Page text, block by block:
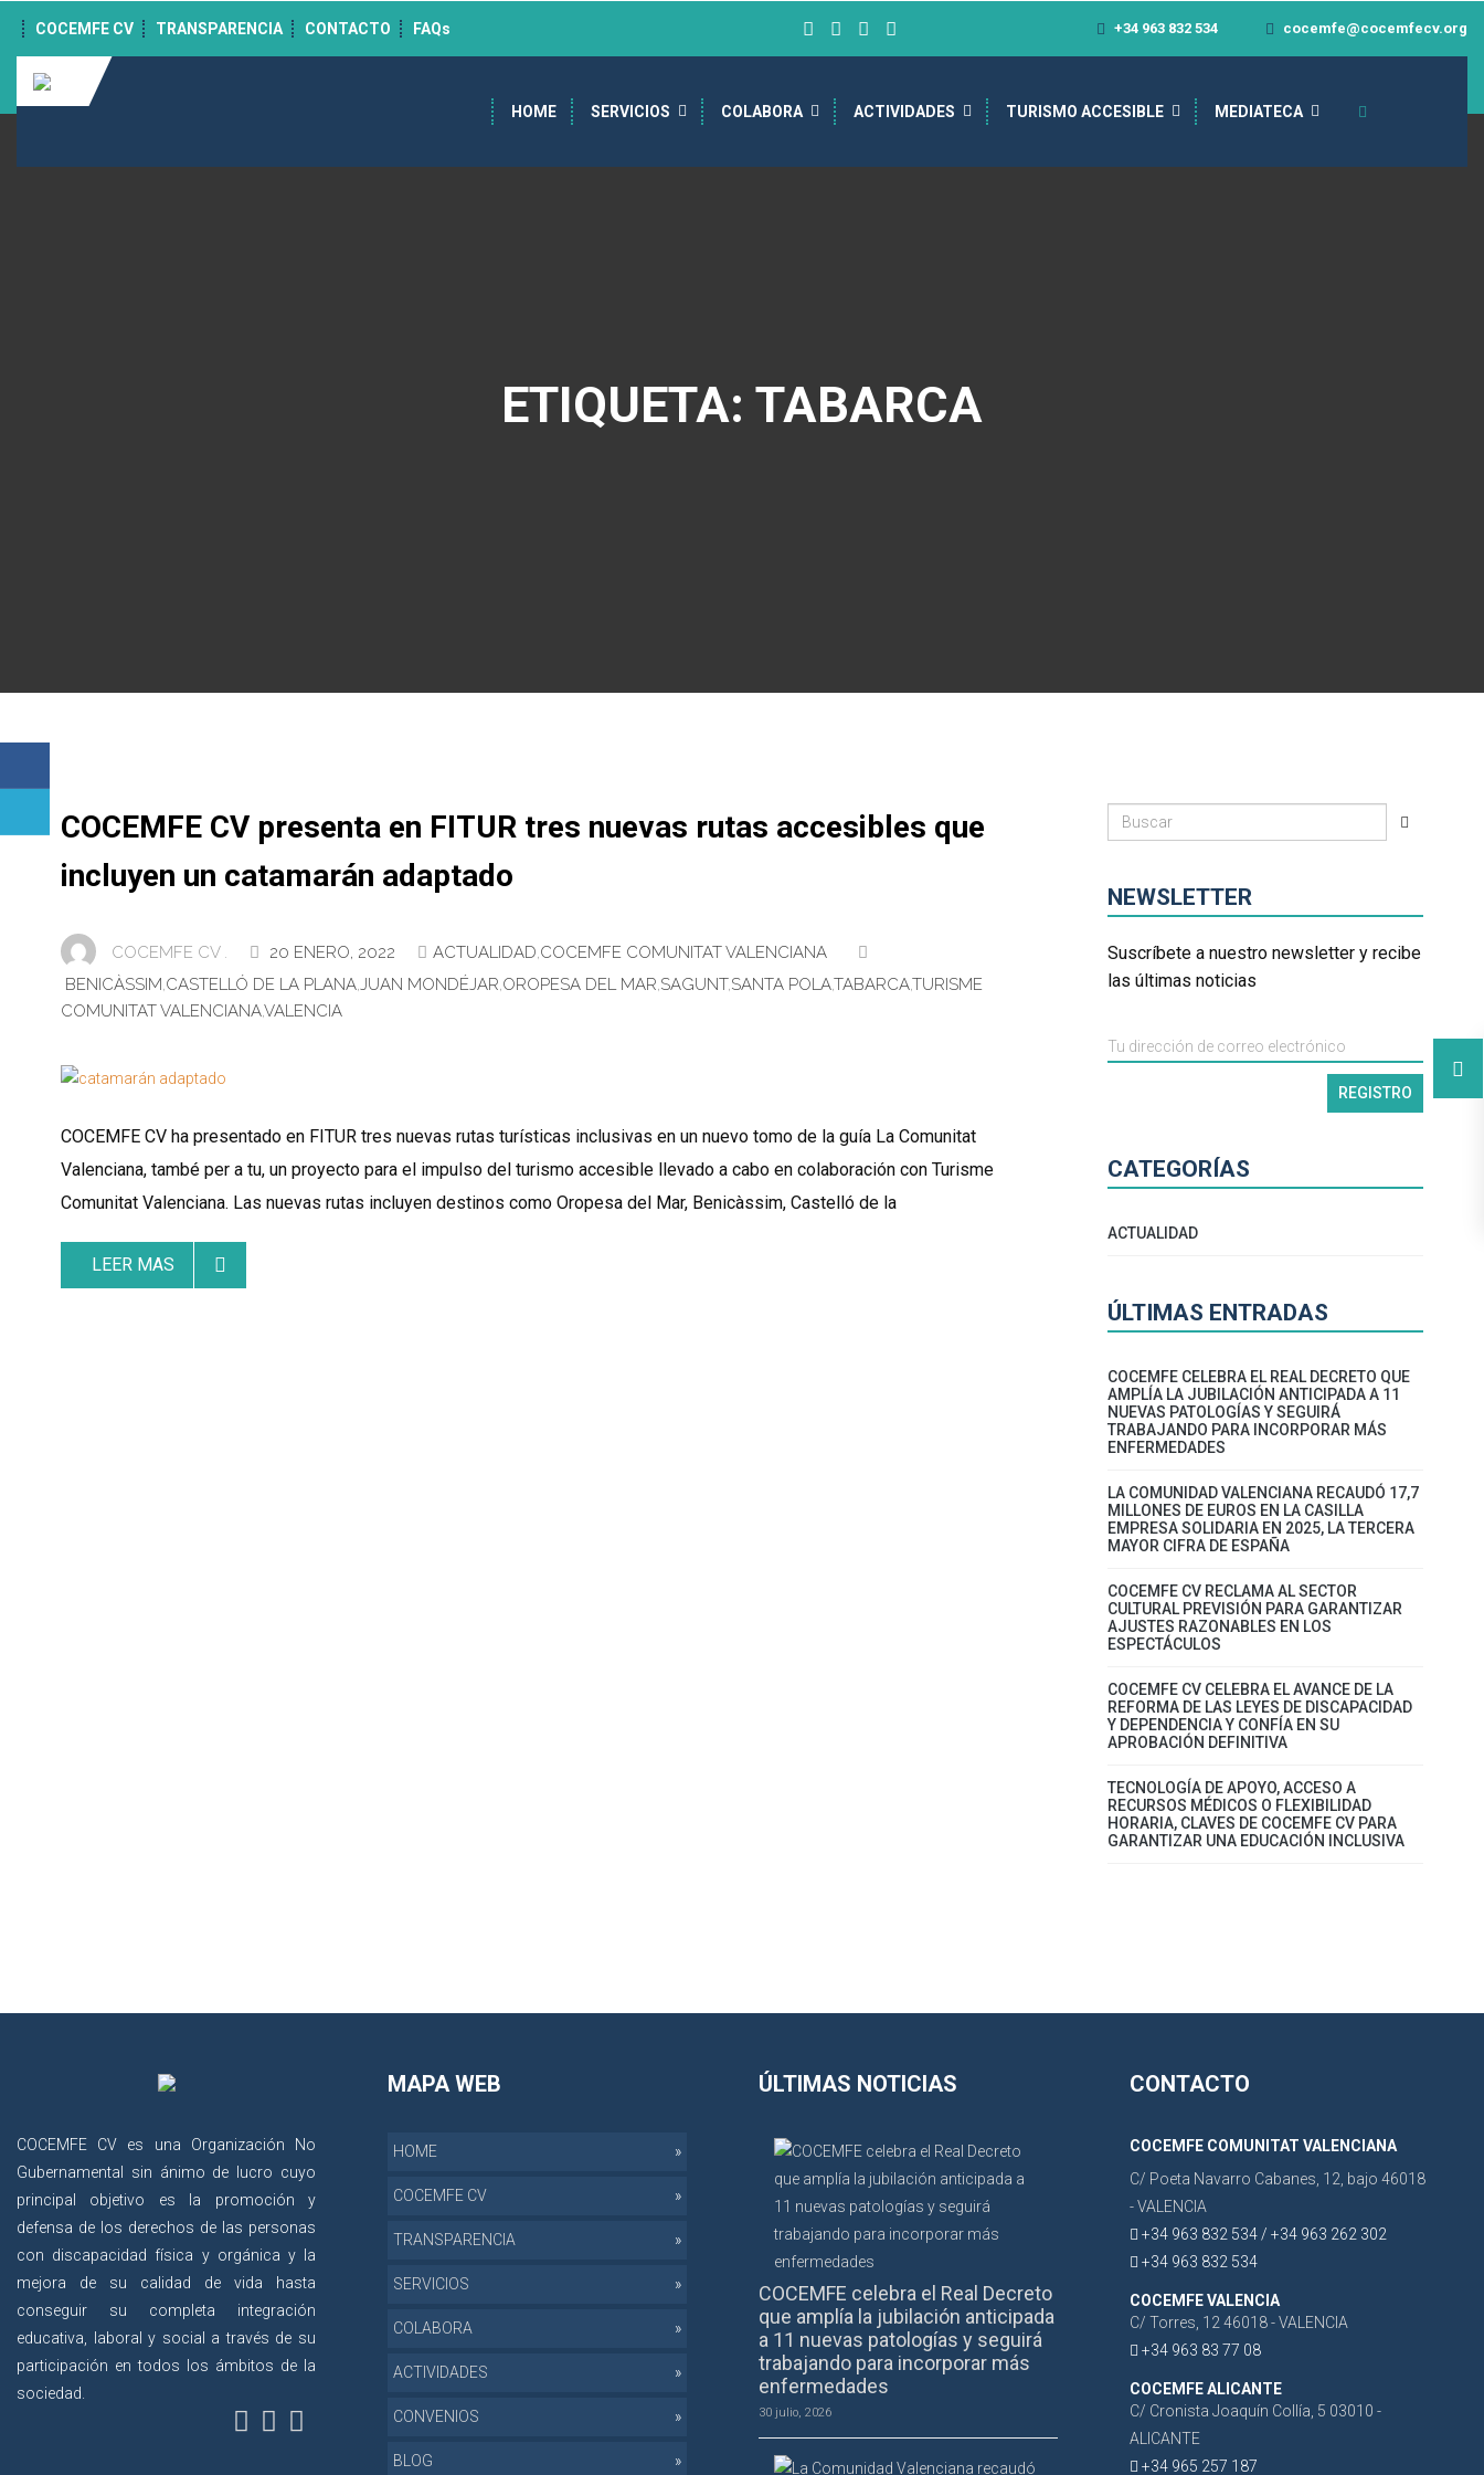
COCEMFE CV
TRANSPARENCIA CONTACTO FAQs +34 963 832 534 cocemfe@cocemfecv.org
HOME SERVICIOS COLABORA ACTIVIDADES TURISMO ACCESIBLE MEDIATECA
ETIQUETA: TABARCA
COCEMFE CV presenta en FITUR tres nuevas rutas accesibles que
incluyen un catamarán adaptado
COCEMFE CV . 20 ENERO, 2022 ACTUALIDAD,COCEMFE COMUNITAT VALENCIANA
BENICÀSSIM,CASTELLÓ DE LA PLANA,JUAN MONDÉJAR,OROPESA DEL MAR,SAGUNT,SANTA POLA,TABARCA,TURISME
COMUNITAT VALENCIANA,VALENCIA
COCEMFE CV ha presentado en FITUR tres nuevas rutas turísticas inclusivas en un nuevo tomo de la guía La Comunitat
Valenciana, també per a tu, un proyecto para el impulso del turismo accesible llevado a cabo en colaboración con Turisme
Comunitat Valenciana. Las nuevas rutas incluyen destinos como Oropesa del Mar, Benicàssim, Castelló de la
LEER MAS
NEWSLETTER
Suscríbete a nuestro newsletter y recibe
las últimas noticias
CATEGORÍAS
ACTUALIDAD
ÚLTIMAS ENTRADAS
COCEMFE CELEBRA EL REAL DECRETO QUE
AMPLÍA LA JUBILACIÓN ANTICIPADA A 11
NUEVAS PATOLOGÍAS Y SEGUIRÁ
TRABAJANDO PARA INCORPORAR MÁS
ENFERMEDADES
LA COMUNIDAD VALENCIANA RECAUDÓ 17,7
MILLONES DE EUROS EN LA CASILLA
EMPRESA SOLIDARIA EN 2025, LA TERCERA
MAYOR CIFRA DE ESPAÑA
COCEMFE CV RECLAMA AL SECTOR
CULTURAL PREVISIÓN PARA GARANTIZAR
AJUSTES RAZONABLES EN LOS
ESPECTÁCULOS
COCEMFE CV CELEBRA EL AVANCE DE LA
REFORMA DE LAS LEYES DE DISCAPACIDAD
Y DEPENDENCIA Y CONFÍA EN SU
APROBACIÓN DEFINITIVA
TECNOLOGÍA DE APOYO, ACCESO A
RECURSOS MÉDICOS O FLEXIBILIDAD
HORARIA, CLAVES DE COCEMFE CV PARA
GARANTIZAR UNA EDUCACIÓN INCLUSIVA
COCEMFE CV es una Organización No
Gubernamental sin ánimo de lucro cuyo
principal objetivo es la promoción y
defensa de los derechos de las personas
con discapacidad física y orgánica y la
mejora de su calidad de vida hasta
conseguir su completa integración
educativa, laboral y social a través de su
participación en todos los ámbitos de la
sociedad.
MAPA WEB
HOME
COCEMFE CV
TRANSPARENCIA
SERVICIOS
COLABORA
ACTIVIDADES
CONVENIOS
BLOG
ÚLTIMAS NOTICIAS
COCEMFE celebra el Real Decreto
que amplía la jubilación anticipada
a 11 nuevas patologías y seguirá
trabajando para incorporar más
enfermedades
30 julio, 2026
CONTACTO
COCEMFE COMUNITAT VALENCIANA
C/ Poeta Navarro Cabanes, 12, bajo 46018
- VALENCIA
+34 963 832 534 / +34 963 262 302
+34 963 832 534
COCEMFE VALENCIA
C/ Torres, 12 46018 - VALENCIA
+34 963 83 77 08
COCEMFE ALICANTE
C/ Cronista Joaquín Collía, 5 03010 -
ALICANTE
+34 965 257 187